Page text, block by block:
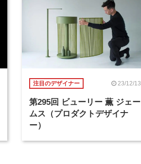
注目のデザイナー 23/12/13
第295回 ビューリー 薫 ジェー
ムス（プロダクトデザイナ
ー）